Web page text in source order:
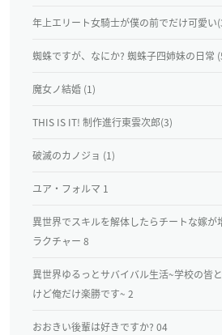
年上エリート女騎士が僕の前でだけ可愛い
蜘蛛ですが、なにか? 蜘蛛子四姉妹の日常
魔女ノ結婚 (1)
THIS IS IT! 制作進行東雲次郎(3)
破滅のカノジョ (1)
ユア・フォルマ 1
異世界でスキルを解体したらチートな嫁が
ラクチャー 8
異世界ゆるっとサバイバル生活~学校の皆
けど俺だけ楽勝です~ 2
おおきい後輩は好きですか? 04